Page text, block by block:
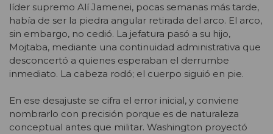
líder supremo Alí Jamenei, pocas semanas más tarde,
había de ser la piedra angular retirada del arco. El arco,
sin embargo, no cedió. La jefatura pasó a su hijo,
Mojtaba, mediante una continuidad administrativa que
desconcertó a quienes esperaban el derrumbe
inmediato. La cabeza rodó; el cuerpo siguió en pie.
En ese desajuste se cifra el error inicial, y conviene
nombrarlo con precisión porque es de naturaleza
conceptual antes que militar. Washington proyectó